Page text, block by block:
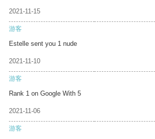
2021-11-15
游客
Estelle sent you 1 nude
2021-11-10
游客
Rank 1 on Google With 5
2021-11-06
游客